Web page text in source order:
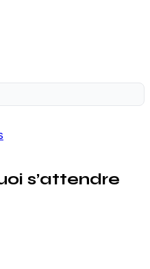
s’attendre